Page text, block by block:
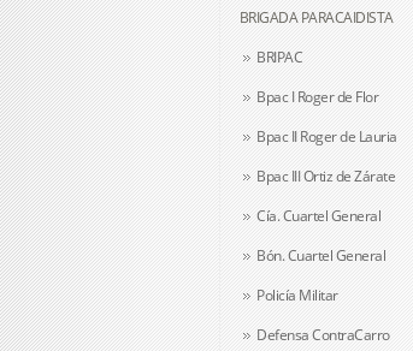
BRIGADA PARACAIDISTA
BRIPAC
Bpac I Roger de Flor
Bpac II Roger de Lauria
Bpac III Ortiz de Zárate
Cía. Cuartel General
Bón. Cuartel General
Policía Militar
Defensa ContraCarro